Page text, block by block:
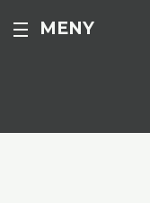
MENY